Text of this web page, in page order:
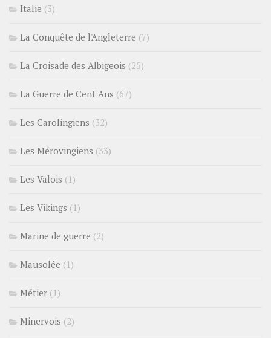
Italie (3)
La Conquête de l'Angleterre (7)
La Croisade des Albigeois (25)
La Guerre de Cent Ans (67)
Les Carolingiens (32)
Les Mérovingiens (33)
Les Valois (1)
Les Vikings (1)
Marine de guerre (2)
Mausolée (1)
Métier (1)
Minervois (2)